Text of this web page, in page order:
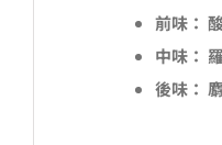
前味：
中味：
後味：